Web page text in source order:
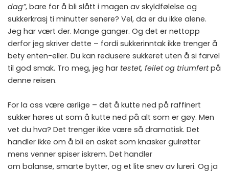
dag”, bare for å bli slått i magen av skyldfølelse og
sukkerkrasj ti minutter senere? Vel, da er du ikke alene.
Jeg har vært der. Mange ganger. Og det er nettopp
derfor jeg skriver dette – fordi sukkerinntak ikke trenger å
bety enten-eller. Du kan redusere sukkeret uten å si farvel
til god smak. Tro meg, jeg har testet, feilet og triumfertpå
denne reisen.
For la oss være ærlige – det å kutte ned på raffinert
sukker høres ut som å kutte ned på alt som er gøy. Men
vet du hva? Det trenger ikke være så dramatisk. Det
handler ikke om å bli en asket som knasker gulrøtter
mens venner spiser iskrem. Det handler
om balanse, smarte bytter, og et lite snev av lureri. Og ja